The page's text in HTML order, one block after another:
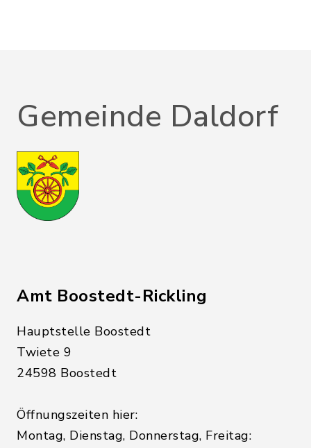
Gemeinde Daldorf
Amt Boostedt-Rickling
Hauptstelle Boostedt
Twiete 9
24598 Boostedt
Öffnungszeiten hier:
Montag, Dienstag, Donnerstag, Freitag: